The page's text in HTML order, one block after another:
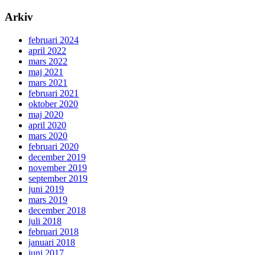
Arkiv
februari 2024
april 2022
mars 2022
maj 2021
mars 2021
februari 2021
oktober 2020
maj 2020
april 2020
mars 2020
februari 2020
december 2019
november 2019
september 2019
juni 2019
mars 2019
december 2018
juli 2018
februari 2018
januari 2018
juni 2017